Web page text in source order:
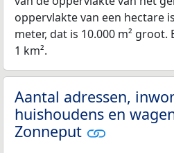
oppervlakte van een hectare
meter, dat is 10.000 m² groot.
1 km².
Aantal adressen,
huishoudens en
Zonneput